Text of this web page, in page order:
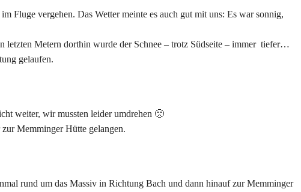
Fluge vergehen. Das Wetter meinte es auch gut mit uns: Es war sonnig,
letzten Metern dorthin wurde der Schnee – trotz Südseite – immer tiefer…
gelaufen.
weiter, wir mussten leider umdrehen 🙁
Memminger Hütte gelangen.
rund um das Massiv in Richtung Bach und dann hinauf zur Memminger